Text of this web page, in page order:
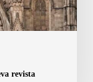
revista